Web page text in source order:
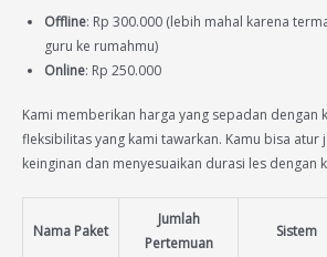
Offline: Rp 300.000 (lebih mahal karena
guru ke rumahmu)
Online: Rp 250.000
Kami memberikan harga yang sepadan dengan
fleksibilitas yang kami tawarkan. Kamu bisa atur
keinginan dan menyesuaikan durasi les dengan
Nama Paket
Jumlah
Pertemuan
Sistem